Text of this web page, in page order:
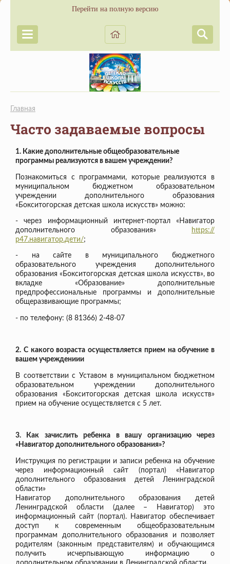
Перейти на полную версию
Главная
Часто задаваемые вопросы
1. Какие дополнительные общеобразовательные
программы реализуются в вашем учреждении?
Познакомиться с программами, которые реализуются в
муниципальном бюджетном образовательном
учреждении дополнительного образования
«Бокситогорская детская школа искусств» можно:
- через информационный интернет-портал «Навигатор
дополнительного образования»
https://
р47.навигатор.дети/;
- на сайте в муниципального бюджетного
образовательного учреждения дополнительного
образования «Бокситогорская детская школа искусств», во
вкладке «Образование» дополнительные
предпрофессиональные программы и дополнительные
общеразвивающие программы;
- по телефону: (8 81366) 2-48-07
2. С какого возраста осуществляется прием на обучение в
вашем учреждениии
В соответствии с Уставом в муниципальном бюджетном
образовательном учреждении дополнительного
образования «Бокситогорская детская школа искусств»
прием на обучение осуществляется с 5 лет.
3. Как зачислить ребенка в вашу организацию через
«Навигатор дополнительного образования»?
Инструкция по регистрации и записи ребенка на обучение
через информационный сайт (портал) «Навигатор
дополнительного образования детей Ленинградской
области»
Навигатор дополнительного образования детей
Ленинградской области (далее – Навигатор) это
информационный сайт (портал). Навигатор обеспечивает
доступ к современным общеобразовательным
программам дополнительного образования и позволяет
родителям (законным представителям) и обучающимся
получить исчерпывающую информацию о